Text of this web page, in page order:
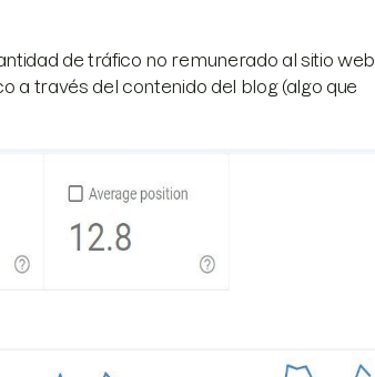
de tráfico no remunerado al sitio web
a través del contenido del blog (algo que